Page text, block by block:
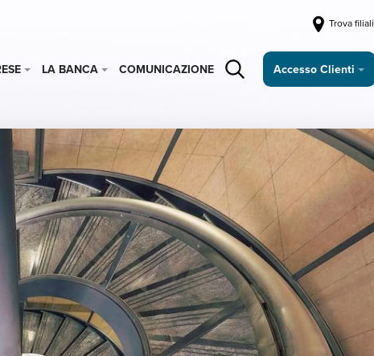
Trova filiali
LA BANCA COMUNICAZIONE Accesso Clienti